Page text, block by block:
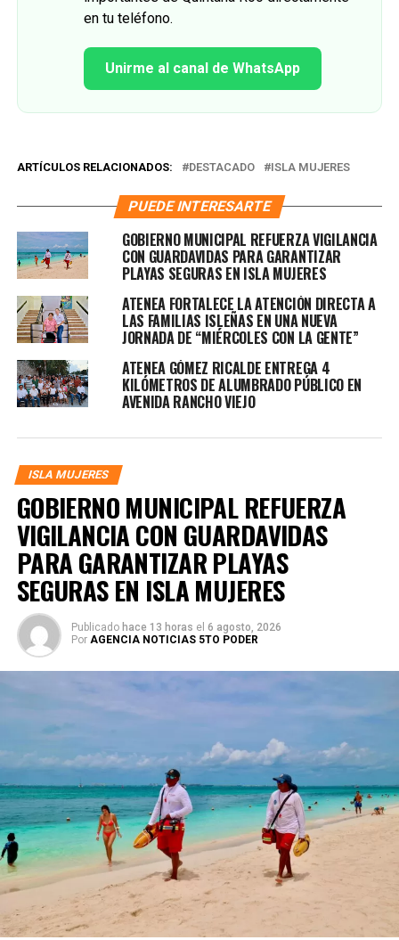
en tu teléfono.
Unirme al canal de WhatsApp
ARTÍCULOS RELACIONADOS: DESTACADO ISLA MUJERES
PUEDE INTERESARTE
GOBIERNO MUNICIPAL REFUERZA VIGILANCIA
CON GUARDAVIDAS PARA GARANTIZAR
PLAYAS SEGURAS EN ISLA MUJERES
ATENEA FORTALECE LA ATENCIÓN DIRECTA A
LAS FAMILIAS ISLEÑAS EN UNA NUEVA
JORNADA DE “MIÉRCOLES CON LA GENTE”
ATENEA GÓMEZ RICALDE ENTREGA 4
KILÓMETROS DE ALUMBRADO PÚBLICO EN
AVENIDA RANCHO VIEJO
ISLA MUJERES
GOBIERNO MUNICIPAL REFUERZA
VIGILANCIA CON GUARDAVIDAS
PARA GARANTIZAR PLAYAS
SEGURAS EN ISLA MUJERES
Publicado hace 13 horas el 6 agosto, 2026
Por AGENCIA NOTICIAS 5TO PODER